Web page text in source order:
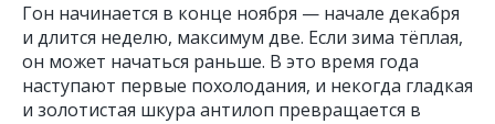
Гон начинается в конце ноября — начале декабря
и длится неделю, максимум две. Если зима тёплая,
он может начаться раньше. В это время года
наступают первые похолодания, и некогда гладкая
и золотистая шкура антилоп превращается в